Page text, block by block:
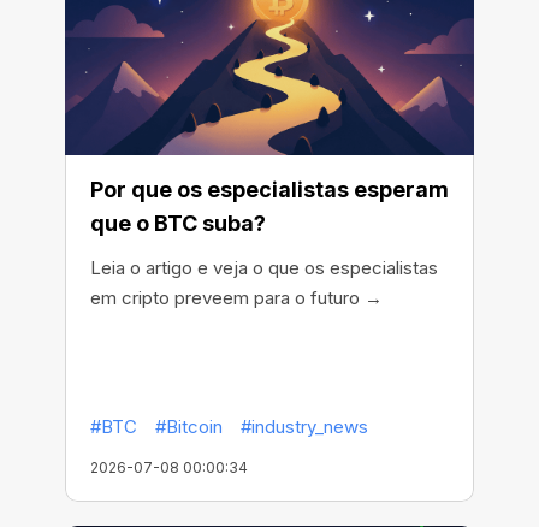
Por que os especialistas esperam
que o BTC suba?
Leia o artigo e veja o que os especialistas
em cripto preveem para o futuro →
#BTC #Bitcoin #industry_news
2026-07-08 00:00:34